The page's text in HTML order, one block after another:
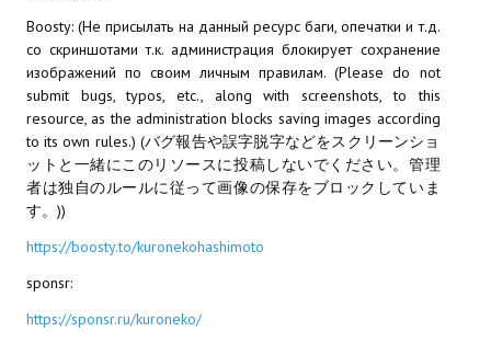
Новости
Новости Архив
МОДЫ ДЛЯ ИГР
Патчи
Mass Effect 2
Mass Effect 3
Boosty: (Не присылать на данный ресурс баги, опечатки и т.д.
со скриншотами т.к. администрация блокирует сохранение
изображений по своим личным правилам. (Please do not
submit bugs, typos, etc., along with screenshots, to this
resource, as the administration blocks saving images according
to its own rules.) (バグ報告や誤字脱字などをスクリーンショ
ットと一緒にこのリソースに投稿しないでください。管理
者は独自のルールに従って画像の保存をブロックしていま
す。))
https://boosty.to/kuronekohashimoto
sponsr:
https://sponsr.ru/kuroneko/